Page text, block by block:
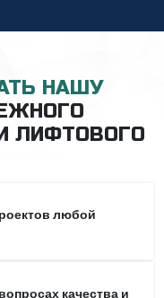
НАШУ
ЛИФТОВОГО
любой
качества и